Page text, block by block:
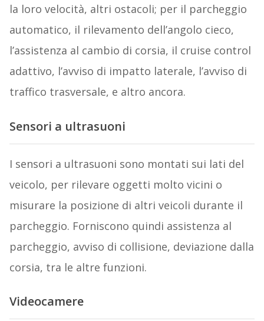
la loro velocità, altri ostacoli; per il parcheggio
automatico, il rilevamento dell’angolo cieco,
l’assistenza al cambio di corsia, il cruise control
adattivo, l’avviso di impatto laterale, l’avviso di
traffico trasversale, e altro ancora.
Sensori a ultrasuoni
I sensori a ultrasuoni sono montati sui lati del
veicolo, per rilevare oggetti molto vicini o
misurare la posizione di altri veicoli durante il
parcheggio. Forniscono quindi assistenza al
parcheggio, avviso di collisione, deviazione dalla
corsia, tra le altre funzioni.
Videocamere